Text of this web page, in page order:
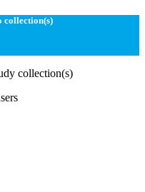
collection(s)
collection(s)